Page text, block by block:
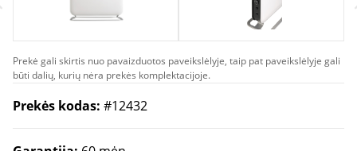
Prekė gali skirtis nuo pavaizduotos paveikslėlyje, taip pat paveikslėlyje gali
būti dalių, kurių nėra prekės komplektacijoje.
Prekės kodas: #12432